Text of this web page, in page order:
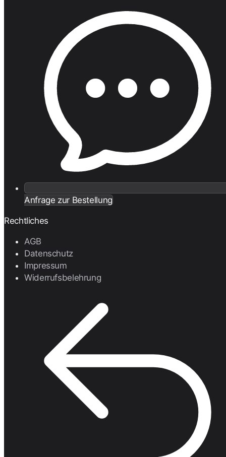
Anfrage zur Bestellung
Rechtliches
AGB
Datenschutz
Impressum
Widerrufsbelehrung